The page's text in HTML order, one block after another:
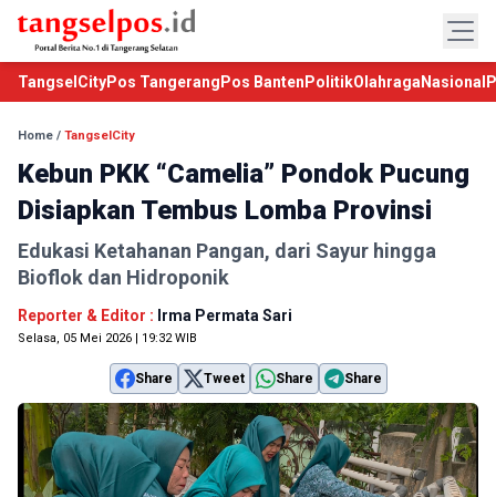
TangselCityPos Tangerang Pos Banten PolitikOlahraga Nasional
Home / TangselCity
Kebun PKK “Camelia” Pondok Pucung
Disiapkan Tembus Lomba Provinsi
Edukasi Ketahanan Pangan, dari Sayur hingga
Bioflok dan Hidroponik
Reporter & Editor : Irma Permata Sari
Selasa, 05 Mei 2026 | 19:32 WIB
Share Tweet Share Share